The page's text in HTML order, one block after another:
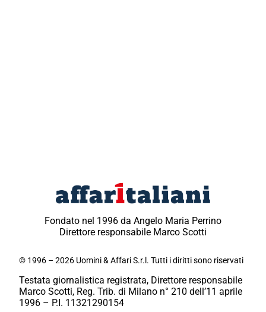
Fondato nel 1996 da Angelo Maria Perrino
Direttore responsabile Marco Scotti
© 1996 – 2026 Uomini & Affari S.r.l. Tutti i diritti sono riservati
Testata giornalistica registrata, Direttore responsabile
Marco Scotti, Reg. Trib. di Milano n° 210 dell’11 aprile
1996 – P.I. 11321290154